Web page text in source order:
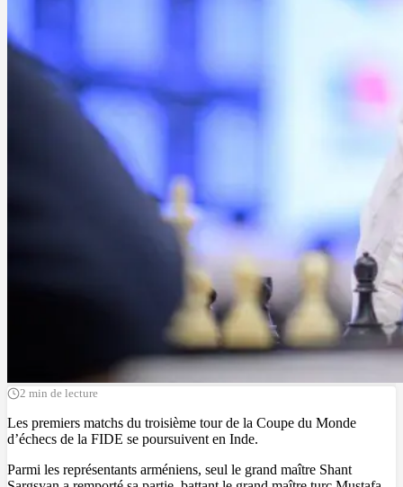
2 min de lecture
Les premiers matchs du troisième tour de la Coupe du Monde
d’échecs de la FIDE se poursuivent en Inde.
Parmi les représentants arméniens, seul le grand maître Shant